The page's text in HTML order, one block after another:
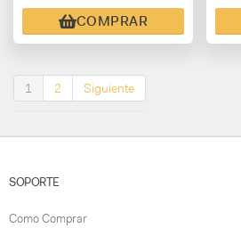
COMPRAR
1 2 Siguiente
SOPORTE
Como Comprar